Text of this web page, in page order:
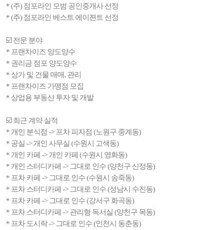
* (주) 점포라인 모범 공인중개사 선정
* (주) 점포라인 베스트 에이젼트 선정
☑️ 전문 분야
* 프랜차이즈 양도양수
* 권리금 점포 양도양수
* 상가 및 건물 매매, 관리
* 프랜차이즈 가맹점 모집
* 상업용 부동산 투자 및 개발
☑️ 최근 계약 실적
* 개인 분식점 -> 프차 피자점 (노원구 중계동)
* 공실 -> 개인 사무실 (수원시 고색동)
* 개인 카페 -> 개인 카페 (수원시 영화동)
* 개인 스터디카페 -> 그대로 인수 (양천구 신정동)
* 프차 카페 -> 그대로 인수 (수원시 송죽동)
* 프차 스터디카페 -> 그대로 인수 (성남시 수진동)
* 프차 카페 -> 그대로 인수 (강서구 화곡동)
* 프차 스터디카페 -> 관리형 독서실 (양천구 목동)
* 프차 도시락 -> 그대로 인수 (인천시 동춘동)